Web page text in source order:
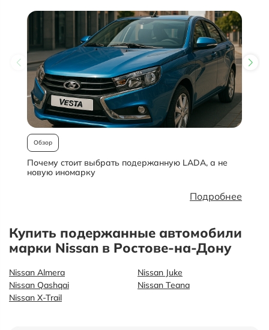
Обзор
Почему стоит выбрать подержанную LADA, а не
новую иномарку
Подробнее
Купить подержанные автомобили
марки Nissan в Ростове-на-Дону
Nissan Almera
Nissan Juke
Nissan Qashqai
Nissan Teana
Nissan X-Trail